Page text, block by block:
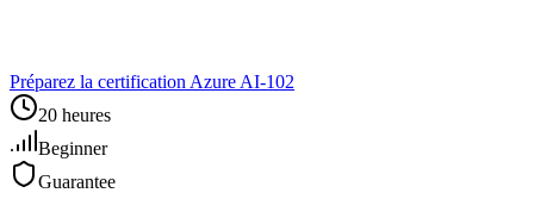
Préparez la certification Azure AI‑102
20 heures
Beginner
Guarantee